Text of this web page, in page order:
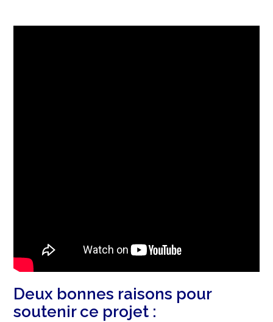
Deux bonnes raisons pour
soutenir ce projet :